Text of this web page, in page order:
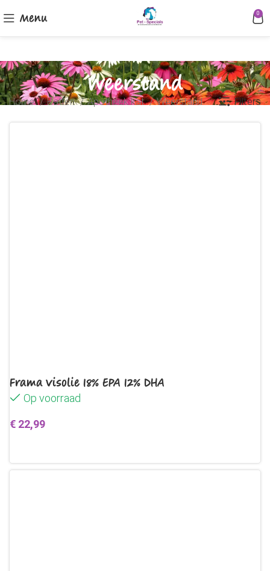
Menu 0
Weerstand
Home Katten Apotheek kat Weerstand Filters
Frama Visolie 18% EPA 12% DHA
Op voorraad
€ 22,99